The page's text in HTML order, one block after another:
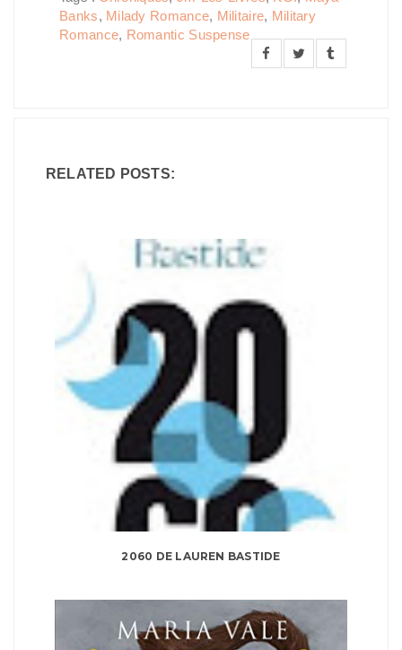
Banks, Milady Romance, Militaire, Military
Romance, Romantic Suspense
RELATED POSTS:
2060 DE LAUREN BASTIDE